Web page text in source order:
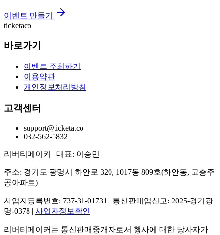
이벤트 만들기
ticketaco
바로가기
이벤트 주최하기
이용약관
개인정보처리방침
고객센터
support@ticketa.co
032-562-5832
리버티메이커 | 대표: 이승민
주소: 경기도 광명시 하안로 320, 1017동 809호(하안동, 고층주
공아파트)
사업자등록번호: 737-31-01731 | 통신판매업신고: 2025-경기광
명-0378 | 사업자정보확인
리버티메이커는 통신판매중개자로서 행사에 대한 당사자가